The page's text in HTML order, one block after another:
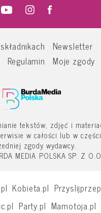
Newsletter
Regulamin Moje zgody
tekstów, zdjęć i
w całości lub w
zgody wydawcy.
MEDIA POLSKA SP. Z
Kobieta.pl
Party.pl Mamotoja.pl